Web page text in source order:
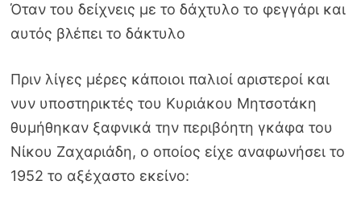
Όταν του δείχνεις με το δάχτυλο το φεγγάρι και
αυτός βλέπει το δάκτυλο
Πριν λίγες μέρες κάποιοι παλιοί αριστεροί και
νυν υποστηρικτές του Κυριάκου Μητσοτάκη
θυμήθηκαν ξαφνικά την περιβόητη γκάφα του
Νίκου Ζαχαριάδη, ο οποίος είχε αναφωνήσει το
1952 το αξέχαστο εκείνο: